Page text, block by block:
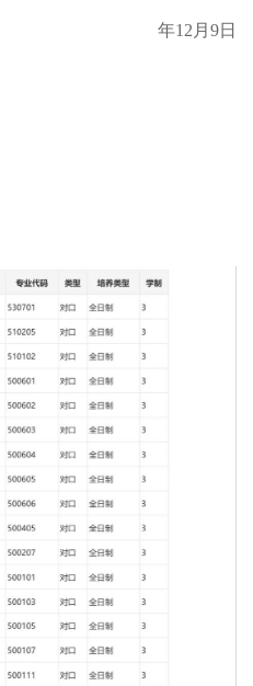
年12月9日